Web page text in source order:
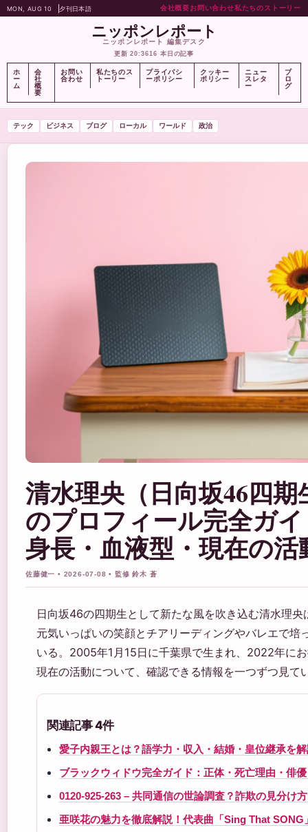
MON, AUG 10 夕刊日本語 会社概要お問い合わせ私たちのストーリー
ニッポンレポート
ニッポンレポート 編集デスク
更新 20:3616 本日の記事
ホ
ー
ム
会
社
概
要
お問い
合わせ
私たちのス
トーリー
プライバシ
ーポリシー
クッキー
ポリシー
ニュー
スレタ
ー
ブ
ロ
グ
テック ビジネス ブログ ローカル ワールド 政治
清水理央（日向坂46四期
のプロフィール完全ガ
身長・血液型・現在の
佐藤健一 • 2026-07-08 • 監修 鈴木 蒼
日向坂46の四期生として新たな風を吹き込む清水理央
元気いっぱいの笑顔とチアリーディングやバレエで
いる。2005年1月15日に千葉県で生まれ、2022年に
現在の活動について、確認できる情報を一つずつ見て
関連記事 4件
愛子内親王とは？語学力・収入・結婚・皇位継承を
ブラックウィドウ完全ガイド：正体・死亡理由・俳
0120-925-263 – 共同通信の世論調査？詐欺の見分け
亜咲花の魅力を徹底解説！代表曲「Sing That